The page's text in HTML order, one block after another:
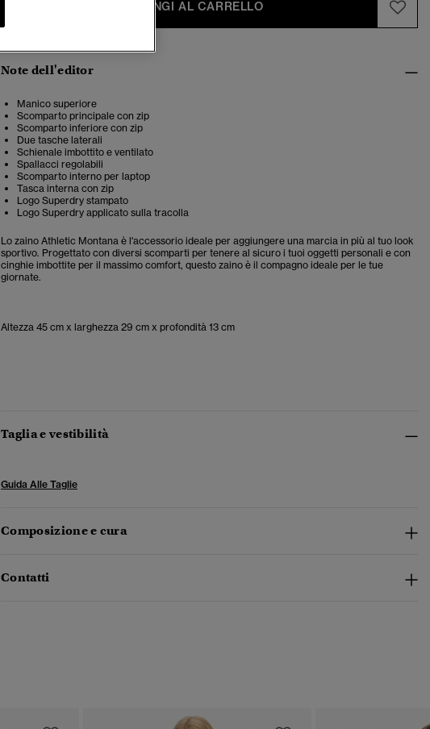
AGGIUNGI AL CARRELLO
Note dell'editor
Manico superiore
Scomparto principale con zip
Scomparto inferiore con zip
Due tasche laterali
Schienale imbottito e ventilato
Spallacci regolabili
Scomparto interno per laptop
Tasca interna con zip
Logo Superdry stampato
Logo Superdry applicato sulla tracolla
Lo zaino Athletic Montana è l'accessorio ideale per aggiungere una marcia in più al tuo look
sportivo. Progettato con diversi scomparti per tenere al sicuro i tuoi oggetti personali e con
cinghie imbottite per il massimo comfort, questo zaino è il compagno ideale per le tue
giornate.
Altezza 45 cm x larghezza 29 cm x profondità 13 cm
Taglia e vestibilità
Guida Alle Taglie
Composizione e cura
Contatti